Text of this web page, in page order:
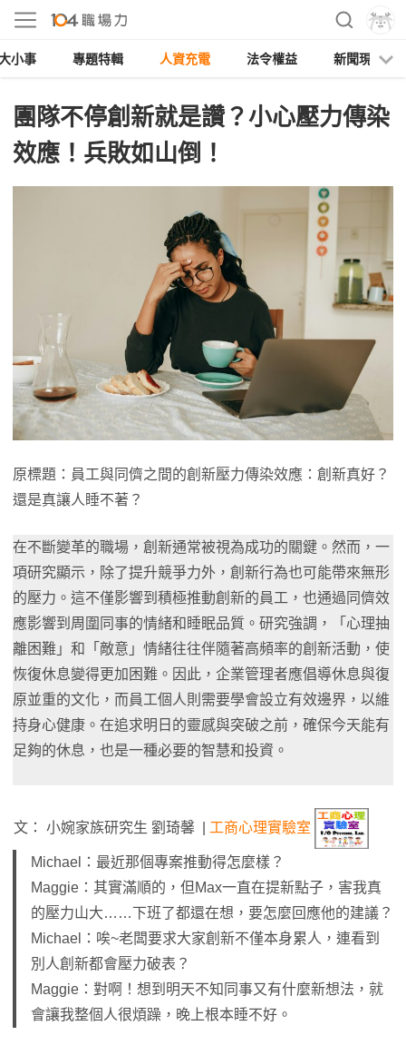
小事 專題特輯 人資充電 法令權益 新聞現場
團隊不停創新就是讚？小心壓力傳染
效應！兵敗如山倒！
原標題：員工與同儕之間的創新壓力傳染效應：創新真好？
還是真讓人睡不著？
在不斷變革的職場，創新通常被視為成功的關鍵。然而，一
項研究顯示，除了提升競爭力外，創新行為也可能帶來無形
的壓力。這不僅影響到積極推動創新的員工，也通過同儕效
應影響到周圍同事的情緒和睡眠品質。研究強調，「心理抽
離困難」和「敵意」情緒往往伴隨著高頻率的創新活動，使
恢復休息變得更加困難。因此，企業管理者應倡導休息與復
原並重的文化，而員工個人則需要學會設立有效邊界，以維
持身心健康。在追求明日的靈感與突破之前，確保今天能有
足夠的休息，也是一種必要的智慧和投資。
文： 小婉家族研究生 劉琦馨 | 工商心理實驗室
Michael：最近那個專案推動得怎麼樣？
Maggie：其實滿順的，但Max一直在提新點子，害我真
的壓力山大……下班了都還在想，要怎麼回應他的建議？
Michael：唉~老闆要求大家創新不僅本身累人，連看到
別人創新都會壓力破表？
Maggie：對啊！想到明天不知同事又有什麼新想法，就
會讓我整個人很煩躁，晚上根本睡不好。